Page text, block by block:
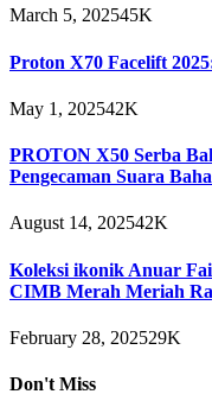
March 5, 202545K
Proton X70 Facelift
May 1, 202542K
PROTON X50 Serba
Pengecaman Suara
August 14, 202542K
Koleksi ikonik Anuar
CIMB Merah Meriah
February 28, 202529K
Don't Miss